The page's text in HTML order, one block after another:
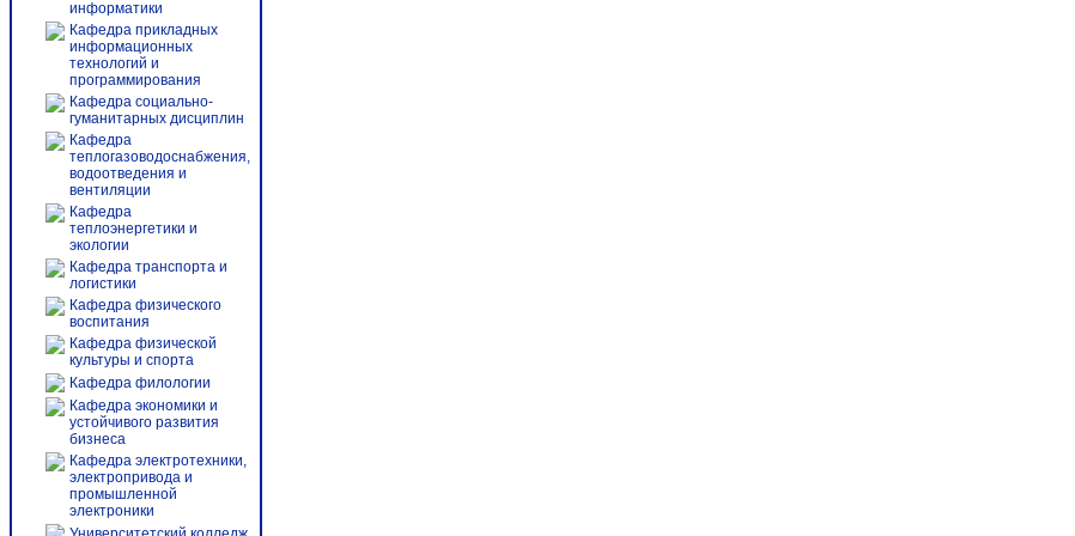
информатики
Кафедра прикладных
информационных
технологий и
программирования
Кафедра социально-
гуманитарных дисциплин
Кафедра
теплогазоводоснабжения,
водоотведения и
вентиляции
Кафедра
теплоэнергетики и
экологии
Кафедра транспорта и
логистики
Кафедра физического
воспитания
Кафедра физической
культуры и спорта
Кафедра филологии
Кафедра экономики и
устойчивого развития
бизнеса
Кафедра электротехники,
электропривода и
промышленной
электроники